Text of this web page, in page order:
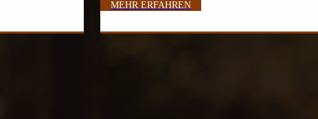
MEHR ERFAHREN